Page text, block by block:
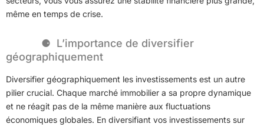
même en temps de crise.
L’importance de diversifier
géographiquement
Diversifier géographiquement les investissements est un autre
pilier crucial. Chaque marché immobilier a sa propre dynamique
et ne réagit pas de la même manière aux fluctuations
économiques globales. En diversifiant vos investissements sur